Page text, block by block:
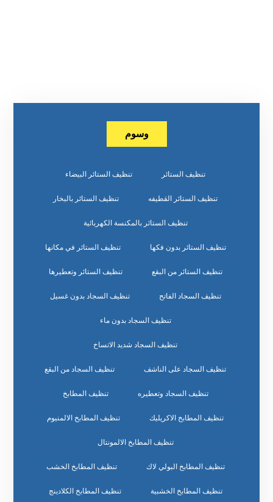
وسوم
تنظيف الستائر تنظيف الستائر البيضاء
تنظيف الستائر القطيفه تنظيف الستائر بالبخار
تنظيف الستائر بالمكنسة الكهربائية
تنظيف الستائر بدون فكها تنظيف الستائر في مكانها
تنظيف الستائر من البقع تنظيف الستائر وتعطيرها
تنظيف السجاد الفاتح تنظيف السجاد بدون غسيل
تنظيف السجاد بدون ماء
تنظيف السجاد شديد الاتساخ
تنظيف السجاد على الناشف تنظيف السجاد من البقع
تنظيف السجاد وتعطيره تنظيف المطابخ
تنظيف المطابخ الاكريليك تنظيف المطابخ الالمنيوم
تنظيف المطابخ الالمونتال
تنظيف المطابخ البولي لاك تنظيف المطابخ الخشب
تنظيف المطابخ الخشبية تنظيف المطابخ الكلادينج